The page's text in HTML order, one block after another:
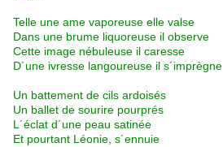
Telle une ame vaporeuse elle valse
Dans une brume liquoreuse il observe
Cette image nébuleuse il caresse
D´une ivresse langoureuse il s´imprègne
Un battement de cils ardoisés
Un ballet de sourire pourprés
L´éclat d´une peau satinée
Et pourtant Léonie, s´ennuie